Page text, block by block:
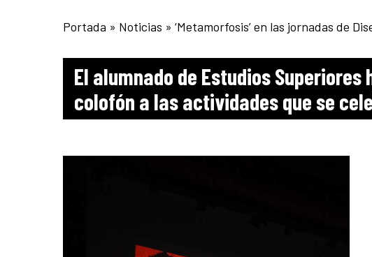
Portada » Noticias » ‘Metamorfosis’ en las jornadas de
El alumnado de Estudios
colofón a las actividades que se